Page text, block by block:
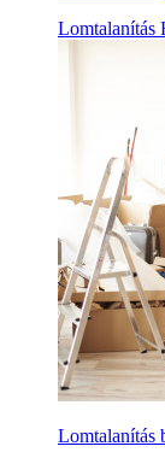
Lomtalanítás
Lomtalanítás